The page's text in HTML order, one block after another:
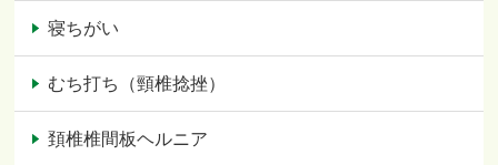
寝ちがい
むち打ち（頸椎捻挫）
頚椎椎間板ヘルニア